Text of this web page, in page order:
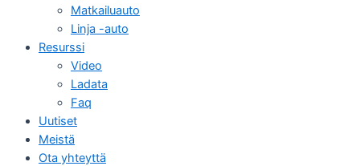
Matkailuauto
Linja -auto
Resurssi
Video
Ladata
Faq
Uutiset
Meistä
Ota yhteyttä